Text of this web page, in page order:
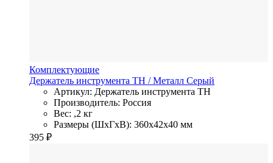
Комплектующие
Держатель инструмента TH / Металл Серый
Артикул: Держатель инструмента TH
Производитель: Россия
Вес: ,2 кг
Размеры (ШхГхВ): 360x42x40 мм
395 ₽